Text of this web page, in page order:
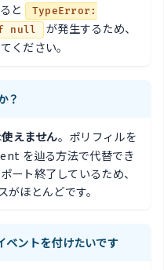
と
TypeError:
null
が発生するため、
ください。
？
使えません。ポリフィルを
を辿る方法で代替でき
ート終了しているため、
ほとんどです。
ベントを付けたいです